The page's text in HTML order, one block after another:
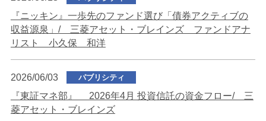
『ニッキン』一歩先のファンド選び「債券アクティブの
収益源泉」/ 三菱アセット・ブレインズ ファンドアナ
リスト 小久保 和洋
2026/06/03 パブリシティ
『東証マネ部』 2026年4月 投資信託の資金フロー/ 三
菱アセット・ブレインズ